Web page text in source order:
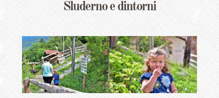
Sluderno e dintorni